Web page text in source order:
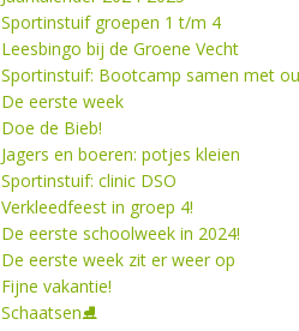
Sportinstuif groepen 1 t/m 4
Leesbingo bij de Groene Vecht
Sportinstuif: Bootcamp samen met
De eerste week
Doe de Bieb!
Jagers en boeren: potjes kleien
Sportinstuif: clinic DSO
Verkleedfeest in groep 4!
De eerste schoolweek in 2024!
De eerste week zit er weer op
Fijne vakantie!
Schaatsen⛸️